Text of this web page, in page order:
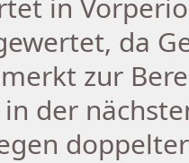
in
da
zur
der